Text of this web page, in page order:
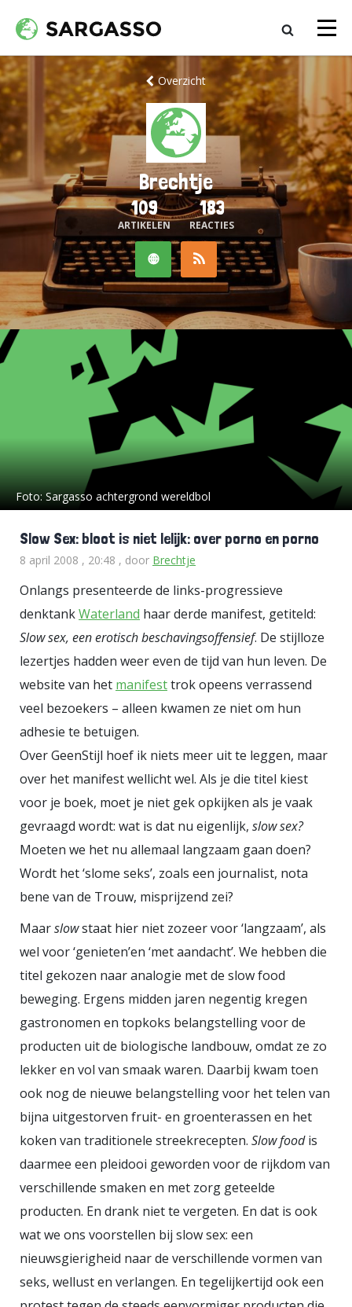
Overzicht
Brechtje
109
ARTIKELEN
183
REACTIES
Foto:Sargasso achtergrond wereldbol
Slow Sex: bloot is niet lelijk: over porno en porno
8 april 2008 , 20:48 , door Brechtje
Onlangs presenteerde de links-progressieve
denktankWaterland haar derde manifest, getiteld:
Slow sex, een erotisch beschavingsoffensief. De stijlloze
lezertjes hadden weer even de tijd van hun leven. De
website van het manifesttrok opeens verrassend
veel bezoekers – alleen kwamen ze niet om hun
adhesie te betuigen.
Over GeenStijl hoef ik niets meer uit te leggen, maar
over het manifest wellicht wel. Als je die titel kiest
voor je boek, moet je niet gek opkijken als je vaak
gevraagd wordt: wat is dat nu eigenlijk, slow sex?
Moeten we het nu allemaal langzaam gaan doen?
Wordt het ‘slome seks’, zoals een journalist, nota
bene van de Trouw, misprijzend zei?
Maarslowstaat hier niet zozeer voor ‘langzaam’, als
wel voor ‘genieten’en ‘met aandacht’. We hebben die
titel gekozen naar analogie met de slow food
beweging. Ergens midden jaren negentig kregen
gastronomen en topkoks belangstelling voor de
producten uit de biologische landbouw, omdat ze zo
lekker en vol van smaak waren. Daarbij kwam toen
ook nog de nieuwe belangstelling voor het telen van
bijna uitgestorven fruit- en groenterassen en het
koken van traditionele streekrecepten. Slow foodis
daarmee een pleidooi geworden voor de rijkdom van
verschillende smaken en met zorg geteelde
producten. En drank niet te vergeten. En dat is ook
wat we ons voorstellen bij slow sex: een
nieuwsgierigheid naar de verschillende vormen van
seks, wellust en verlangen. En tegelijkertijd ook een